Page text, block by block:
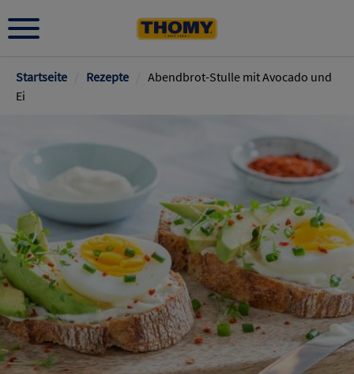
Pfadnavigation
Startseite Rezepte
Abendbrot-Stulle mit Avocado und
Ei